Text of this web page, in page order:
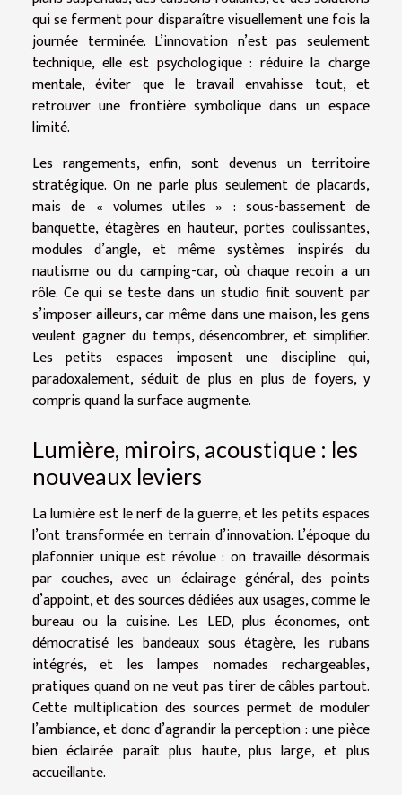
qui se ferment pour disparaître visuellement une fois la
journée terminée. L’innovation n’est pas seulement
technique, elle est psychologique : réduire la charge
mentale, éviter que le travail envahisse tout, et
retrouver une frontière symbolique dans un espace
limité.
Les rangements, enfin, sont devenus un territoire
stratégique. On ne parle plus seulement de placards,
mais de « volumes utiles » : sous-bassement de
banquette, étagères en hauteur, portes coulissantes,
modules d’angle, et même systèmes inspirés du
nautisme ou du camping-car, où chaque recoin a un
rôle. Ce qui se teste dans un studio finit souvent par
s’imposer ailleurs, car même dans une maison, les gens
veulent gagner du temps, désencombrer, et simplifier.
Les petits espaces imposent une discipline qui,
paradoxalement, séduit de plus en plus de foyers, y
compris quand la surface augmente.
Lumière, miroirs, acoustique : les
nouveaux leviers
La lumière est le nerf de la guerre, et les petits espaces
l’ont transformée en terrain d’innovation. L’époque du
plafonnier unique est révolue : on travaille désormais
par couches, avec un éclairage général, des points
d’appoint, et des sources dédiées aux usages, comme le
bureau ou la cuisine. Les LED, plus économes, ont
démocratisé les bandeaux sous étagère, les rubans
intégrés, et les lampes nomades rechargeables,
pratiques quand on ne veut pas tirer de câbles partout.
Cette multiplication des sources permet de moduler
l’ambiance, et donc d’agrandir la perception : une pièce
bien éclairée paraît plus haute, plus large, et plus
accueillante.